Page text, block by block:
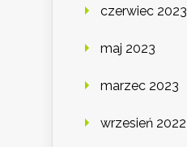
czerwiec 2023
maj 2023
marzec 2023
wrzesień 2022